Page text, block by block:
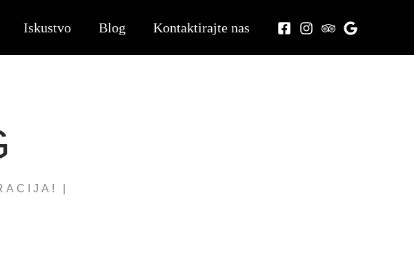
Iskustvo Blog Kontaktirajte nas
|​